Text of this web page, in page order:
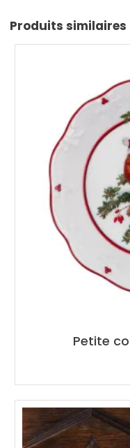
Produits similaires
Petite